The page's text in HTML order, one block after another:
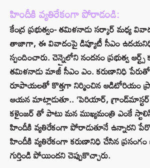
హిందీకి వ్యతిరేకంగా పోరాడండి:
కేంద్ర ప్రభుత్వం- తమిళనాడు సర్కార్ మధ్య
తాజాగా, ఈ వివాదంపై డిప్యూటీ సీఎం
స్పందించారు. చెన్నైలోని నందనం ప్రభుత్వ
తమిళనాడు మాజీ సీఎం ఎం. కరుణానిధి పేరుతో
రూపాయలతో కొత్తగా నిర్మించిన ఆడిటోరియం
ఆయన మాట్లాడుతూ.. ‘పెరియార్‌, గ్రాండ్‌మాస్టర్‌
కళైంజర్ తో పాటు మన ముఖ్యమంత్రి ఎంకే
హిందీకి వ్యతిరేకంగా పోరాడుతూనే ఉన్నారని
హిందీకి వ్యతిరేకంగా కరుణానిధి చేసిన ప్రసంగం
గుర్తిండి పోయిందని చెప్పుకొచ్చారు.